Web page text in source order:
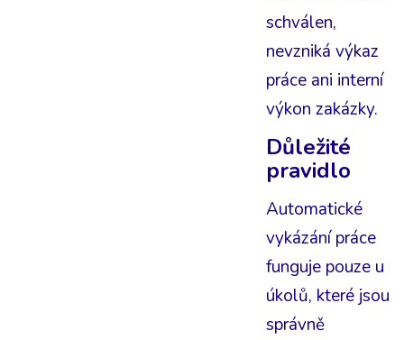
schválen,
nevzniká výkaz
práce ani interní
výkon zakázky.
Důležité
pravidlo
Automatické
vykázání práce
funguje pouze u
úkolů, které jsou
správně